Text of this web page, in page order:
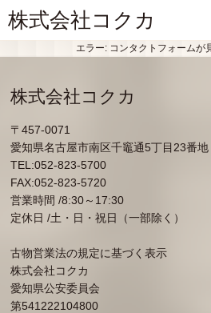
株式会社コクカ
エラー: コンタクトフォームが
株式会社コクカ
〒457-0071
愛知県名古屋市南区千竈通5丁目23番地
TEL:052-823-5700
FAX:052-823-5720
営業時間 /8:30～17:30
定休日 /土・日・祝日（一部除く）
古物営業法の規定に基づく表示
株式会社コクカ
愛知県公安委員会
第541222104800